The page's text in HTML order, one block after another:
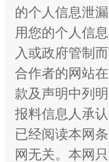
站台名比不上好声
的个人信息泄漏
用您的个人信
入或政府管制
合作者的网站在
款及声明中列
报料信息人承
已经阅读本网
网无关。本网